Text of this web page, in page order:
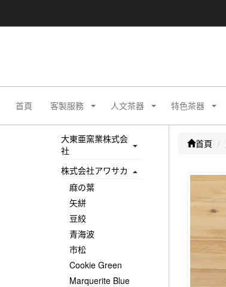
首頁 客製服務 人文茶器 特色茶器
大東亜窯業株式会
社
株式会社アワサカ
麻の葉
矢絣
豆絞
青海波
市松
Cookie Green
Marquerite Blue
首頁